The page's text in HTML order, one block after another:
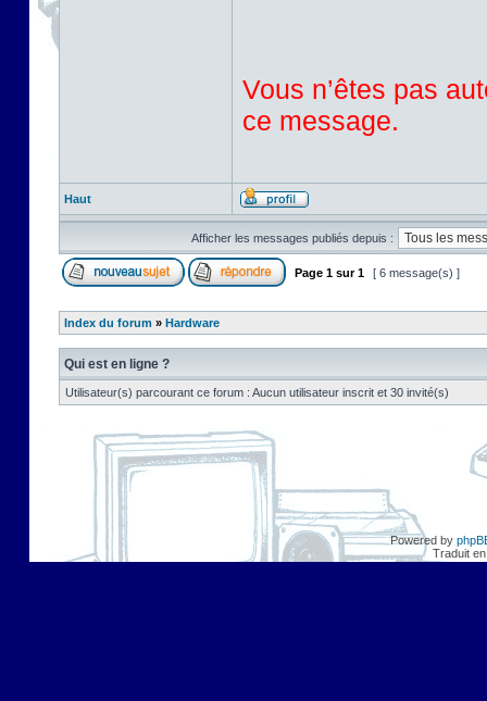
Vous n’êtes pas
ce message.
Haut
Afficher les messages publiés depuis :
Page 1 sur1 [ 6 message(s) ]
Index du forum » Hardware
Qui est en ligne ?
Utilisateur(s) parcourant ce forum : Aucun utilisateur inscrit et 30 invité(s)
Powered by
Traduit